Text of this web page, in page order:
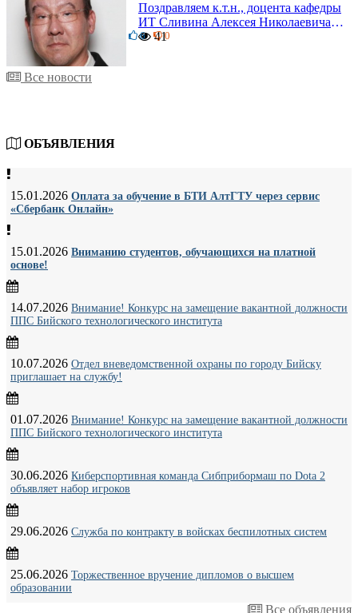
Поздравляем к.т.н., доцента кафедры
ИТ Сливина Алексея Николаевича с
юбилеем!
6 0
41
Все новости
ОБЪЯВЛЕНИЯ
15.01.2026 Оплата за обучение в БТИ АлтГТУ через сервис
«Сбербанк Онлайн»
15.01.2026 Вниманию студентов, обучающихся на платной
основе!
14.07.2026 Внимание! Конкурс на замещение вакантной должности
ППС Бийского технологического института
10.07.2026 Отдел вневедомственной охраны по городу Бийску
приглашает на службу!
01.07.2026 Внимание! Конкурс на замещение вакантной должности
ППС Бийского технологического института
30.06.2026 Киберспортивная команда Сибприбормаш по Dota 2
объявляет набор игроков
29.06.2026 Служба по контракту в войсках беспилотных систем
25.06.2026 Торжественное вручение дипломов о высшем
образовании
Все объявления